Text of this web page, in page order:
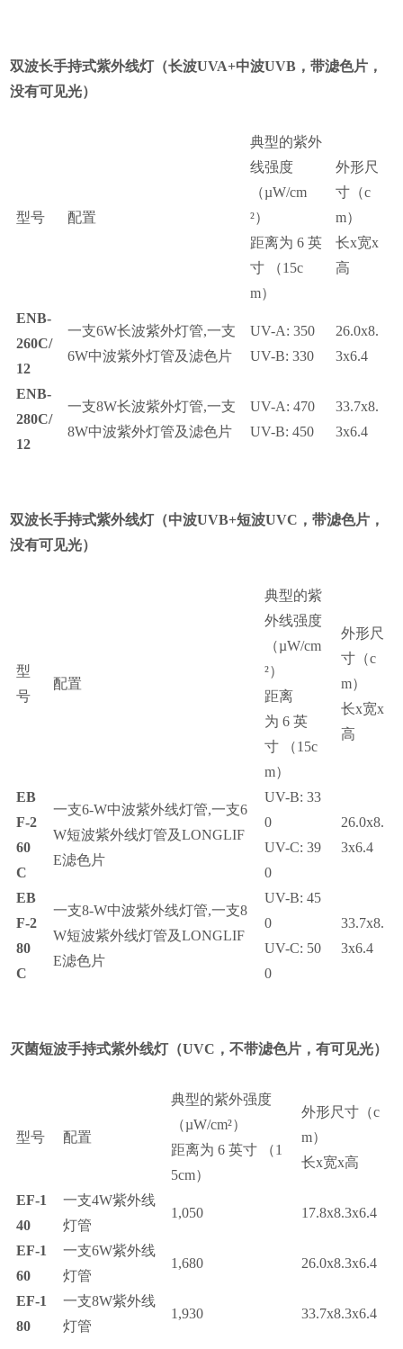
双波长手持式紫外线灯（长波UVA+中波UVB ，带滤色片，
没有可见光）
型号 配置
典型的紫外
线强度
（µW/cm
²）
距离为6英
寸
（15c
m）
外形尺
寸 （c
m）
长x宽x
高
ENB-
260C/
12
一支6W长波紫外灯管,一支
6W中波紫外灯管及滤色片
UV-A: 350
UV-B: 330
26.0x8.
3x6.4
ENB-
280C/
12
一支8W长波紫外灯管,一支
8W中波紫外灯管及滤色片
UV-A: 470
UV-B: 450
33.7x8.
3x6.4
双波长手持式紫外线灯（中波UVB+短波UVC ，带滤色片，
没有可见光）
型
号
配置
典型的紫
外线强度
（µW/cm
²）
距离
为6英
寸
（15c
m）
外形尺
寸 （c
m）
长x宽x
高
EB
F-2
60
C
一支6-W中波紫外线灯管,一支6
W短波紫外线灯管及LONGLIF
E滤色片
UV-B: 33
0
UV-C: 39
0
26.0x8.
3x6.4
EB
F-2
80
C
一支8-W中波紫外线灯管,一支8
W短波紫外线灯管及LONGLIF
E滤色片
UV-B: 45
0
UV-C: 50
0
33.7x8.
3x6.4
灭菌短波手持式紫外线灯（UVC ，不带滤色片，有可见光）
型号 配置
典型的紫外强度
（µW/cm²）
距离为6英寸
（1
5cm）
外形尺寸 （c
m）
长x宽x高
EF-1
40
一支4W紫外线
灯管
1,050 17.8x8.3x6.4
EF-1
60
一支6W紫外线
灯管
1,680 26.0x8.3x6.4
EF-1
80
一支8W紫外线
灯管
1,930 33.7x8.3x6.4